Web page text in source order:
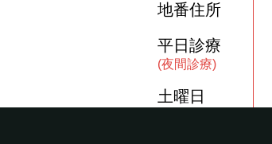
地番住所
平日診療
(夜間診療)
土曜日